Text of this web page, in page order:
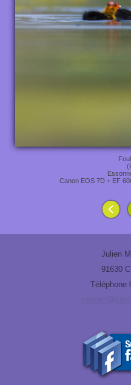
Canon EOS 7D + EF
Julien
91630
Téléphone